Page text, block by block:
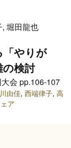
堀田龍也
「やりが
の検討
会 pp.106-107
由佳, 西端律子, 高
ア